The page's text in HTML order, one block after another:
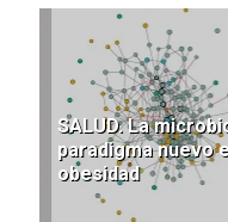
SALUD. La
paradigma nuevo
obesidad